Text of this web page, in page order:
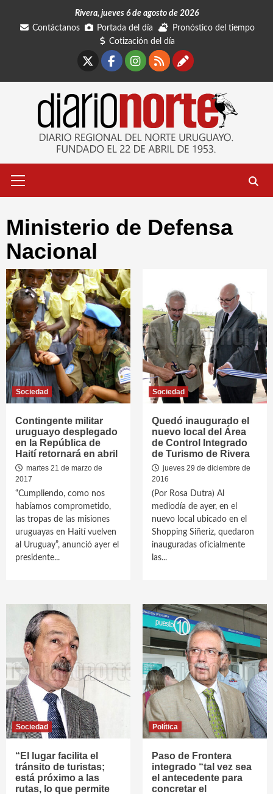
Rivera, jueves 6 de agosto de 2026
Contáctanos
Portada del día
Pronóstico del tiempo
Cotización del día
Facebook
Instagram
RSSContáctanos
primario
Ministerio de Defensa
Nacional
Sociedad
Contingente militar
uruguayo desplegado
en la República de
Haití retornará en abril
martes 21 de marzo de
2017
“Cumpliendo, como nos
habíamos comprometido,
las tropas de las misiones
uruguayas en Haití vuelven
al Uruguay”, anunció ayer el
presidente...
Sociedad
Quedó inaugurado el
nuevo local del Área
de Control Integrado
de Turismo de Rivera
jueves 29 de diciembre de
2016
(Por Rosa Dutra) Al
mediodía de ayer, en el
nuevo local ubicado en el
Shopping Siñeriz, quedaron
inauguradas oficialmente
las...
Sociedad
“El lugar facilita el
tránsito de turistas;
está próximo a las
rutas, lo que permite
Política
Paso de Frontera
integrado “tal vez sea
el antecedente para
concretar el